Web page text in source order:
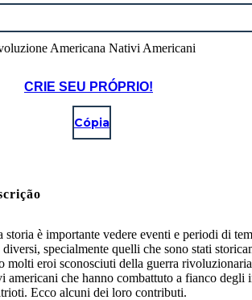
CRIE SEU PRÓPRIO!
Cópia
storia è importante vedere eventi e periodi di
specialmente quelli che sono stati
molti eroi sconosciuti della guerra
americani che hanno combattuto a fianco degli
Ecco alcuni dei loro contributi.